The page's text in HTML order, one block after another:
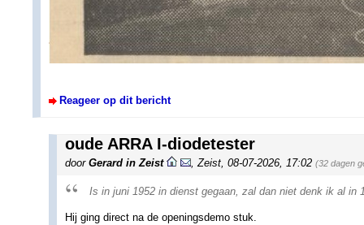
Reageer op dit bericht
oude ARRA I-diodetester
door Gerard in Zeist Zeist 08-07-2026, 17:02 (32 dagen
Is in juni 1952 in dienst gegaan, zal dan niet denk ik al in
Hij ging direct na de openingsdemo stuk.